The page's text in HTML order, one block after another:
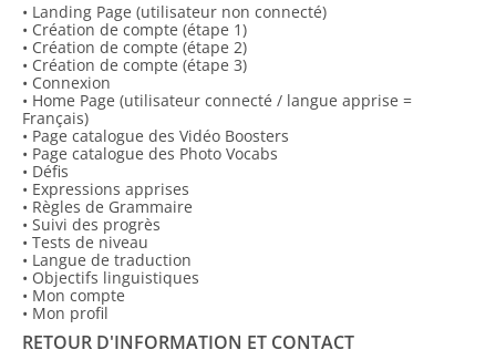
• Landing Page (utilisateur non connecté)
• Création de compte (étape 1)
• Création de compte (étape 2)
• Création de compte (étape 3)
• Connexion
• Home Page (utilisateur connecté / langue apprise =
Français)
• Page catalogue des Vidéo Boosters
• Page catalogue des Photo Vocabs
• Défis
• Expressions apprises
• Règles de Grammaire
• Suivi des progrès
• Tests de niveau
• Langue de traduction
• Objectifs linguistiques
• Mon compte
• Mon profil
RETOUR D'INFORMATION ET CONTACT